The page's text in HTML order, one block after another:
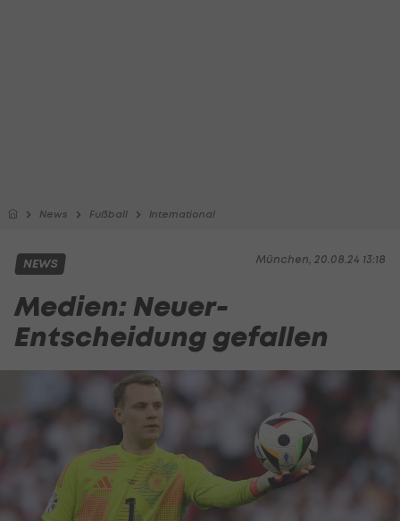
News Fußball International
München, 20.08.24 13:18
NEWS
Medien: Neuer-
Entscheidung gefallen